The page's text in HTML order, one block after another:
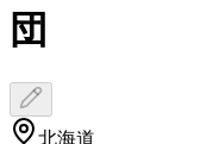
団
北海道